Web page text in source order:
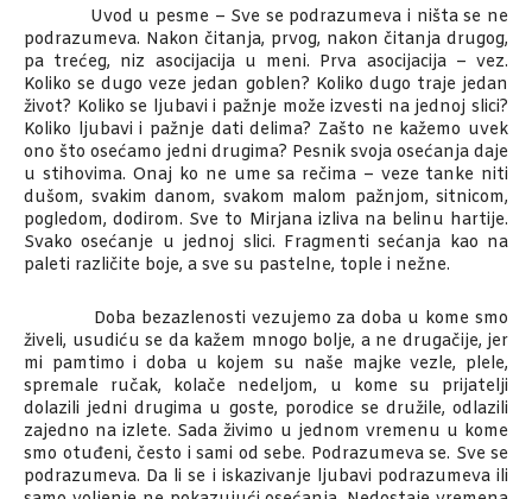
Uvod u pesme – Sve se podrazumeva i ništa se ne
podrazumeva. Nakon čitanja, prvog, nakon čitanja drugog,
pa trećeg, niz asocijacija u meni. Prva asocijacija – vez.
Koliko se dugo veze jedan goblen? Koliko dugo traje jedan
život? Koliko se ljubavi i pažnje može izvesti na jednoj slici?
Koliko ljubavi i pažnje dati delima? Zašto ne kažemo uvek
ono što osećamo jedni drugima? Pesnik svoja osećanja daje
u stihovima. Onaj ko ne ume sa rečima – veze tanke niti
dušom, svakim danom, svakom malom pažnjom, sitnicom,
pogledom, dodirom. Sve to Mirjana izliva na belinu hartije.
Svako osećanje u jednoj slici. Fragmenti sećanja kao na
paleti različite boje, a sve su pastelne, tople i nežne.
Doba bezazlenosti vezujemo za doba u kome smo
živeli, usudiću se da kažem mnogo bolje, a ne drugačije, jer
mi pamtimo i doba u kojem su naše majke vezle, plele,
spremale ručak, kolače nedeljom, u kome su prijatelji
dolazili jedni drugima u goste, porodice se družile, odlazili
zajedno na izlete. Sada živimo u jednom vremenu u kome
smo otuđeni, često i sami od sebe. Podrazumeva se. Sve se
podrazumeva. Da li se i iskazivanje ljubavi podrazumeva ili